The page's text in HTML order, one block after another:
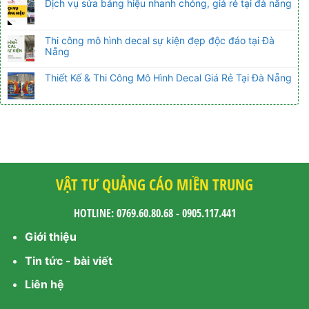
Dịch vụ sửa bảng hiệu nhanh chóng, giá rẻ tại đà nẵng
Thi công mô hình decal sự kiện đẹp độc đáo tại Đà
Nẵng
Thiết Kế & Thi Công Mô Hình Decal Giá Rẻ Tại Đà Nẵng
VẬT TƯ QUẢNG CÁO MIỀN TRUNG
HOTLINE: 0769.60.80.68 - 0905.117.441
Giới thiệu
Tin tức - bài viết
Liên hệ